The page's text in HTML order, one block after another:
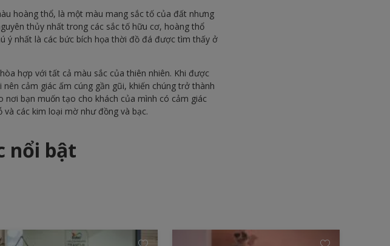
hoàng thổ, là một màu mang sắc tố của đất nhưng
thủy nhất trong các sắc tố hữu cơ, hoàng thổ
ý nhất là các bức bích họa thời đồ đá được tìm thấy ở
hợp với tất cả màu sắc của thiên nhiên. Khi được
cảm giác ấm cúng gần gũi, khiến chúng trở thành
nơi bạn muốn tạo cho khách của mình có cảm giác
các kim loại mờ như đồng và bạc.
nổi bật